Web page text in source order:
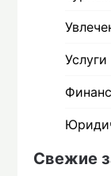
Услуги
Свежие